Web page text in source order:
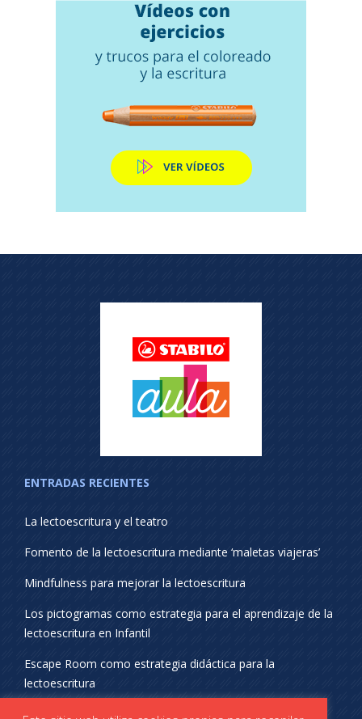
ENTRADAS RECIENTES
La lectoescritura y el teatro
Fomento de la lectoescritura mediante ‘maletas viajeras’
Mindfulness para mejorar la lectoescritura
Los pictogramas como estrategia para el aprendizaje de la
lectoescritura en Infantil
Escape Room como estrategia didáctica para la
lectoescritura